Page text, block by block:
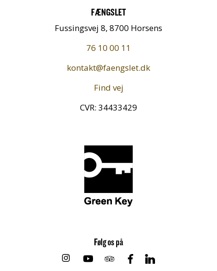
FÆNGSLET
Fussingsvej 8, 8700 Horsens
76 10 00 11
kontakt@faengslet.dk
Find vej
CVR: 34433429
Følg os på
Instagram
YoutubeTripadvisor
FacebookLinkedin